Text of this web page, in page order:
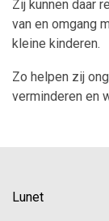
Zij kunnen daar
van en omgang
kleine kinderen.
Zo helpen zij
verminderen en
Lunet